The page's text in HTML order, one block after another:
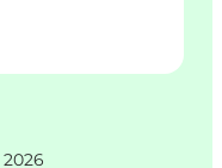
2026